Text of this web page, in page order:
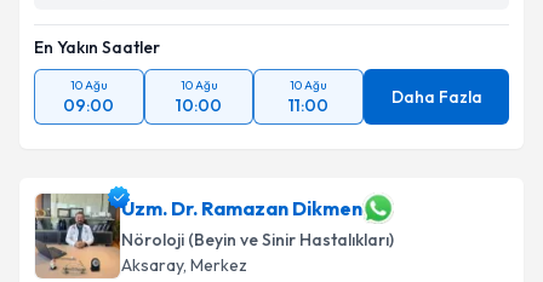
En Yakın Saatler
10 Ağu
09:00
10 Ağu
10:00
10 Ağu
11:00 Daha Fazla
Uzm. Dr. Ramazan Dikmen
Nöroloji (Beyin ve Sinir Hastalıkları)
Aksaray, Merkez